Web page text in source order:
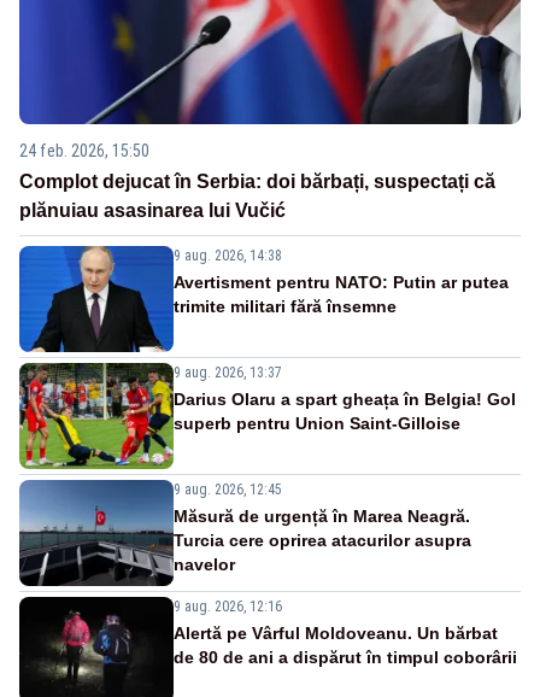
24 feb. 2026, 15:50
Complot dejucat în Serbia: doi bărbați, suspectați că
plănuiau asasinarea lui Vučić
9 aug. 2026, 14:38
Avertisment pentru NATO: Putin ar putea
trimite militari fără însemne
9 aug. 2026, 13:37
Darius Olaru a spart gheața în Belgia! Gol
superb pentru Union Saint-Gilloise
9 aug. 2026, 12:45
Măsură de urgență în Marea Neagră.
Turcia cere oprirea atacurilor asupra
navelor
9 aug. 2026, 12:16
Alertă pe Vârful Moldoveanu. Un bărbat
de 80 de ani a dispărut în timpul coborârii